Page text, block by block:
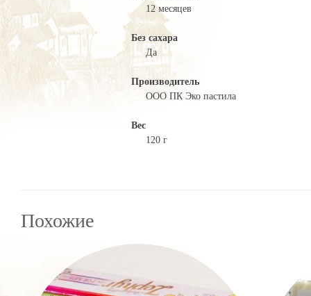
12 месяцев
Без сахара
Да
Производитель
ООО ПК Эко пастила
Вес
120 г
Похожие